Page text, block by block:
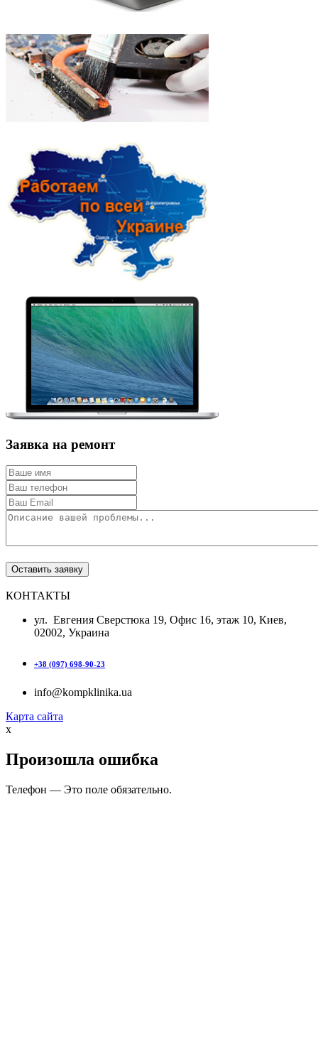
Заявка на ремонт
КОНТАКТЫ
ул. Евгения Сверстюка 19, Офис 16, этаж 10, Киев,
02002, Украина
+38 (097) 698-90-23
info@kompklinika.ua
Карта сайта
x
Произошла ошибка
Телефон — Это поле обязательно.